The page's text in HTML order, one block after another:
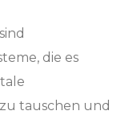
sind
die es
tauschen und